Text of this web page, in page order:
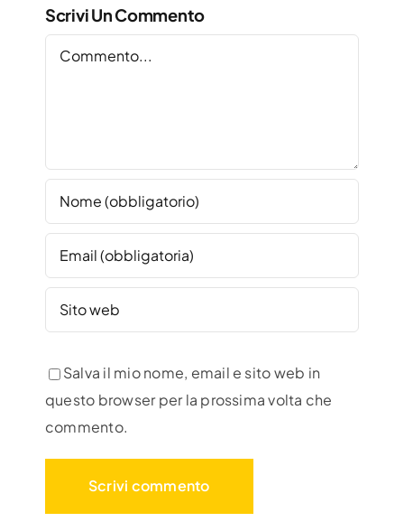
Scrivi Un Commento
Commento
Salva il mio nome, email e sito web in
questo browser per la prossima volta che
commento.